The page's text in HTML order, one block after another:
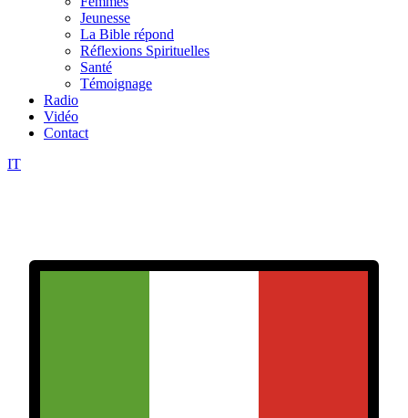
Jeunesse
La Bible répond
Réflexions Spirituelles
Santé
Témoignage
Radio
Vidéo
Contact
IT